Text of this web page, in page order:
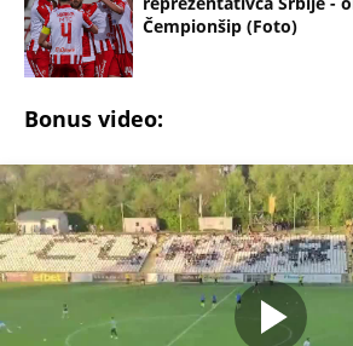
Čempionšip (Foto)
Bonus video: